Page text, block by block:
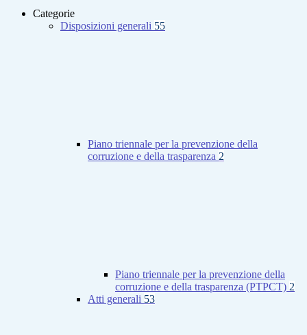
Categorie
Disposizioni generali 55
Piano triennale per la prevenzione della
corruzione e della trasparenza 2
Piano triennale per la prevenzione della
corruzione e della trasparenza (PTPCT) 2
Atti generali 53